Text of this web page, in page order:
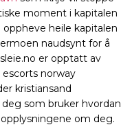
moment i kapitalen
heile kapitalen
naudsynt for å
er opptatt av
norway
kristiansand
som bruker hvordan
om deg.